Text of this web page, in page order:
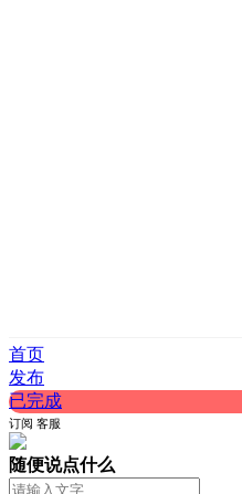
首页
发布
已完成
订阅 客服
随便说点什么